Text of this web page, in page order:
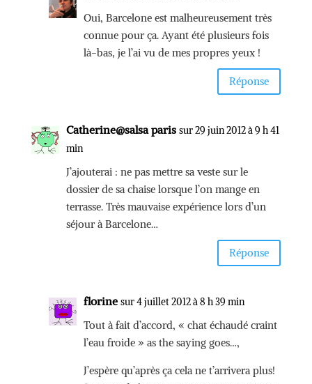
Oui, Barcelone est malheureusement très
connue pour ça. Ayant été plusieurs fois
là-bas, je l’ai vu de mes propres yeux !
Réponse
Catherine@salsa paris sur 29 juin 2012 à 9 h 41
min
J’ajouterai : ne pas mettre sa veste sur le
dossier de sa chaise lorsque l’on mange en
terrasse. Très mauvaise expérience lors d’un
séjour à Barcelone…
Réponse
florine sur 4 juillet 2012 à 8 h 39 min
Tout à fait d’accord, « chat échaudé craint
l’eau froide » as the saying goes…,
J’espère qu’après ça cela ne t’arrivera plus!